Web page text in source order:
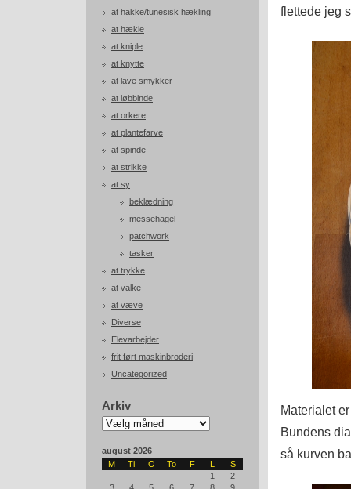
at hakke/tunesisk hækling
at hækle
at kniple
at knytte
at lave smykker
at løbbinde
at orkere
at plantefarve
at spinde
at strikke
at sy
beklædning
messehagel
patchwork
tasker
at trykke
at valke
at væve
Diverse
Elevarbejder
frit ført maskinbroderi
Uncategorized
Arkiv
Arkiv
august 2026
M
Ti O To F L
S
1
2
flettede jeg
Materialet
Bundens
så kurven